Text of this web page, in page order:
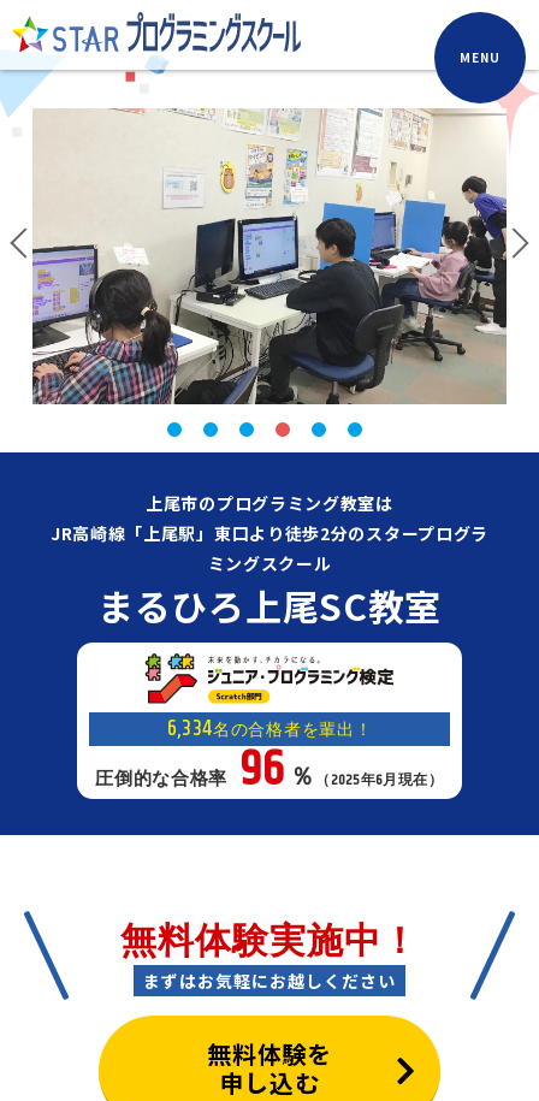
MENU
上尾市のプログラミング教室は
JR高崎線「上尾駅」東口より徒歩2分のスタープログラ
ミングスクール
まるひろ上尾SC教室
6,334名の合格者を輩出！
圧倒的な合格率 96 ％ （2025年6月現在）
無料体験実施中！
まずはお気軽にお越しください
無料体験を
申し込む